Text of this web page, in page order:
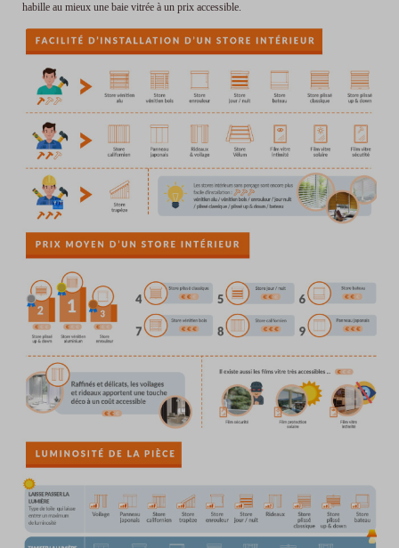
habille au mieux une baie vitrée à un prix accessible.